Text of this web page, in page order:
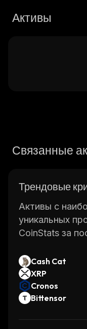
Активы
Связанные
Трендовые
Активы с
уникальных
CoinStats за
Cash Cat
XRP
Cronos
Bittensor